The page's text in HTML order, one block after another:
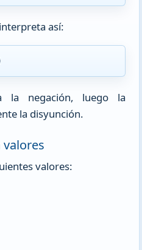
así:
la negación, luego la
la disyunción.
valores
valores: